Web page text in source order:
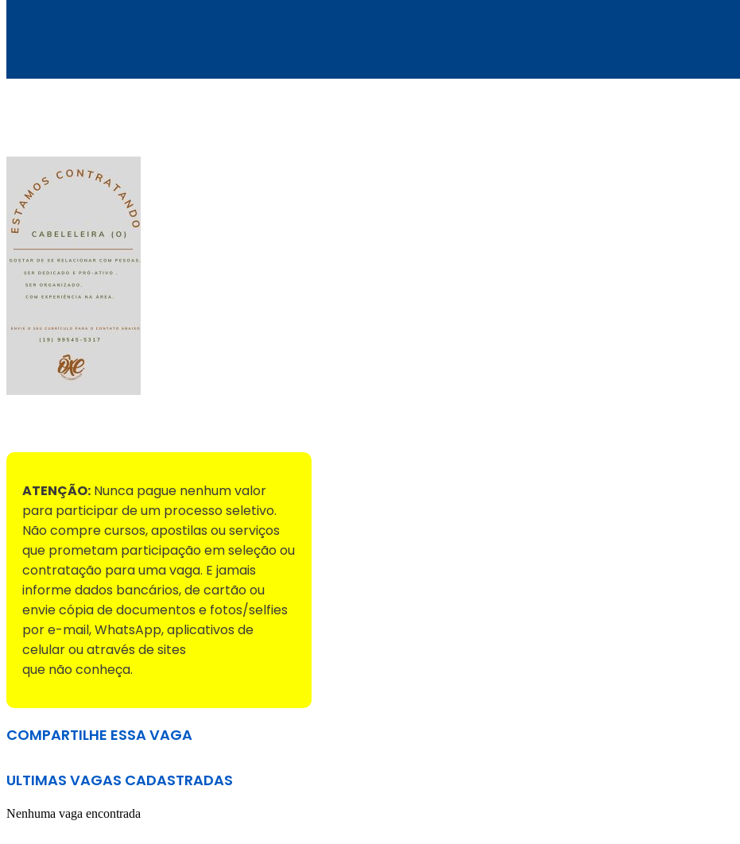
ATENÇÃO: Nunca pague nenhum valor
para participar de um processo seletivo.
Não compre cursos, apostilas ou serviços
que prometam participação em seleção ou
contratação para uma vaga. E jamais
informe dados bancários, de cartão ou
envie cópia de documentos e fotos/selfies
por e-mail, WhatsApp, aplicativos de
celular ou através de sites
que não conheça.
COMPARTILHE ESSA VAGA
ULTIMAS VAGAS CADASTRADAS
Nenhuma vaga encontrada